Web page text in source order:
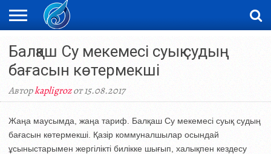
ЖАҢАЛЫҚТАР
НОВОСТИ
ВИДЕО
ФОТОРЕПОРТАЖИ
ОРКЕН
LIVETV
Балқаш Су мекемесі суық судың
бағасын көтермекші
Авторkapligrozот 15.08.2017
Жаңа маусымда, жаңа тариф. Балқаш Су мекемесі суық судың
бағасын көтермекші. Қазір коммуналшылар осындай
ұсыныстарымен жергілікті билікке шығып, халықпен кездесу